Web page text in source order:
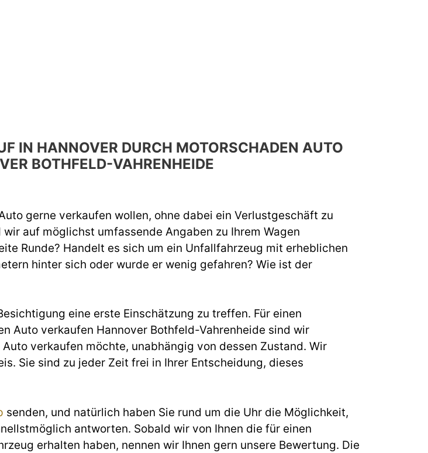
IN HANNOVER DURCH MOTORSCHADEN AUTO
BOTHFELD-VAHRENHEIDE
gerne verkaufen wollen, ohne dabei ein Verlustgeschäft zu
auf möglichst umfassende Angaben zu Ihrem Wagen
Runde? Handelt es sich um ein Unfallfahrzeug mit erheblichen
hinter sich oder wurde er wenig gefahren? Wie ist der
eine erste Einschätzung zu treffen. Für einen
Auto verkaufen Hannover Bothfeld-Vahrenheide sind wir
verkaufen möchte, unabhängig von dessen Zustand. Wir
Sie sind zu jeder Zeit frei in Ihrer Entscheidung, dieses
senden, und natürlich haben Sie rund um die Uhr die Möglichkeit,
antworten. Sobald wir von Ihnen die für einen
erhalten haben, nennen wir Ihnen gern unsere Bewertung. Die